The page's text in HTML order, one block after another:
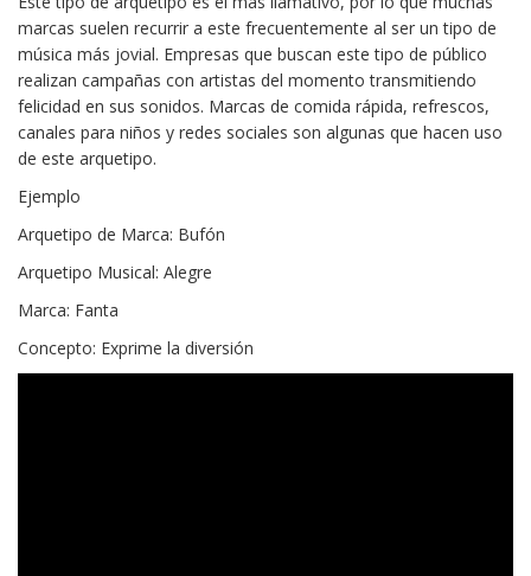
marcas suelen recurrir a este frecuentemente al ser un tipo de
música más jovial. Empresas que buscan este tipo de público
realizan campañas con artistas del momento transmitiendo
felicidad en sus sonidos. Marcas de comida rápida, refrescos,
canales para niños y redes sociales son algunas que hacen uso
de este arquetipo.
Ejemplo
Arquetipo de Marca: Bufón
Arquetipo Musical: Alegre
Marca: Fanta
Concepto: Exprime la diversión